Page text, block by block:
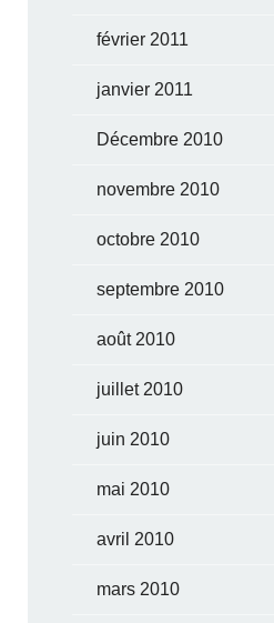
février 2011
janvier 2011
Décembre 2010
novembre 2010
octobre 2010
septembre 2010
août 2010
juillet 2010
juin 2010
mai 2010
avril 2010
mars 2010